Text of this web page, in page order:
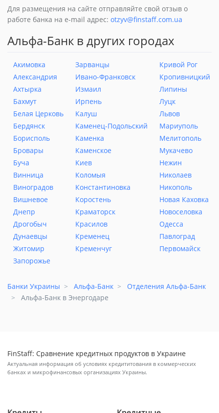
Для размещения на сайте отправляйте свой отзыв о
работе банка на e-mail адрес: otzyv@finstaff.com.ua
Альфа-Банк в других городах
Акимовка
Александрия
Ахтырка
Бахмут
Белая Церковь
Бердянск
Борисполь
Бровары
Буча
Винница
Виноградов
Вишневое
Днепр
Дрогобыч
Дунаевцы
Житомир
Запорожье
Зарванцы
Ивано-Франковск
Измаил
Ирпень
Калуш
Каменец-Подольский
Каменка
Каменское
Киев
Коломыя
Константиновка
Коростень
Краматорск
Красилов
Кременец
Кременчуг
Кривой Рог
Кропивницкий
Липины
Луцк
Львов
Мариуполь
Мелитополь
Мукачево
Нежин
Николаев
Никополь
Новая Каховка
Новоселовка
Одесса
Павлоград
Первомайск
Банки Украины Альфа-Банк
Отделения Альфа-Банк
Альфа-Банк в Энергодаре
FinStaff: Сравнение кредитных продуктов в Украине
Актуальная информация об условиях кредититования в коммерческих
банках и микрофинансовых организациях Украины.